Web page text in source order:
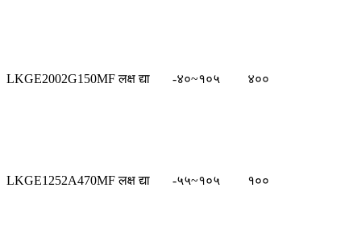
LKGE2002G150MF लक्ष द्या -४०~१०५ ४००
LKGE1252A470MF लक्ष द्या -५५~१०५ १००